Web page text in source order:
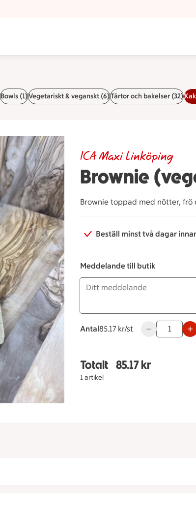
Bowls (1)Vegetariskt & veganskt (6)Tårtor och bakelser (32)
Brownie
ICA Maxi Linköping
Brownie toppad med nötter, frö
Beställ minst två dagar
Meddelande till butik
Antal
85.17 kronor styck
85.17 kr/st Använd
Totalt
1 artikel
Totalt 1 stycken
85.17 kr